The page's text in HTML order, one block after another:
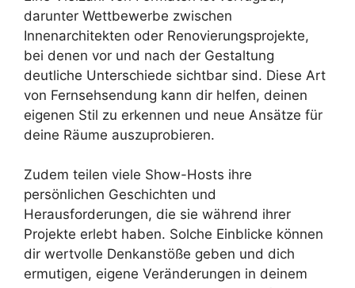
darunter Wettbewerbe zwischen
Innenarchitekten oder Renovierungsprojekte,
bei denen vor und nach der Gestaltung
deutliche Unterschiede sichtbar sind. Diese Art
von Fernsehsendung kann dir helfen, deinen
eigenen Stil zu erkennen und neue Ansätze für
deine Räume auszuprobieren.
Zudem teilen viele Show-Hosts ihre
persönlichen Geschichten und
Herausforderungen, die sie während ihrer
Projekte erlebt haben. Solche Einblicke können
dir wertvolle Denkanstöße geben und dich
ermutigen, eigene Veränderungen in deinem